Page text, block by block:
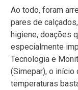
Ao todo, foram
pares de
higiene, doações
especialmente
Tecnologia e
(Simepar), o início
temperaturas